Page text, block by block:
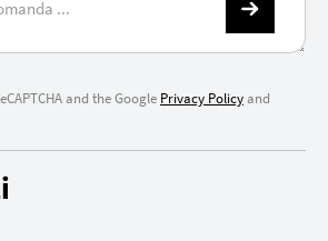
and the Google Privacy Policyand